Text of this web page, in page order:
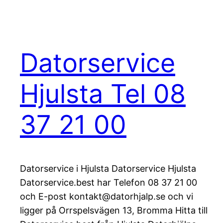
Datorservice
Hjulsta Tel 08
37 21 00
Datorservice i Hjulsta Datorservice Hjulsta
Datorservice.best har Telefon 08 37 21 00
och E-post kontakt@datorhjalp.se och vi
ligger på Orrspelsvägen 13, Bromma Hitta till